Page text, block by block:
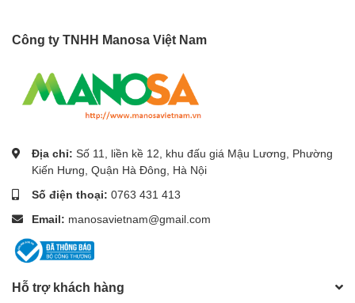
Công ty TNHH Manosa Việt Nam
Địa chỉ: Số 11, liền kề 12, khu đấu giá Mậu Lương, Phường
Kiến Hưng, Quận Hà Đông, Hà Nội
Số điện thoại: 0763 431 413
Email: manosavietnam@gmail.com
Hỗ trợ khách hàng